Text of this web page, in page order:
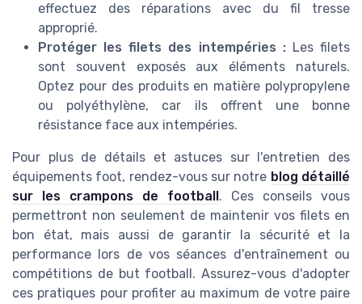
effectuez des réparations avec du fil tresse
approprié.
Protéger les filets des intempéries :Les filets
sont souvent exposés aux éléments naturels.
Optez pour des produits en matière polypropylene
ou polyéthylène, car ils offrent une bonne
résistance face aux intempéries.
Pour plus de détails et astuces sur l'entretien des
équipements foot, rendez-vous sur notre blog détaillé
sur les crampons de football . Ces conseils vous
permettront non seulement de maintenir vos filets en
bon état, mais aussi de garantir la sécurité et la
performance lors de vos séances d'entraînement ou
compétitions de but football. Assurez-vous d'adopter
ces pratiques pour profiter au maximum de votre paire